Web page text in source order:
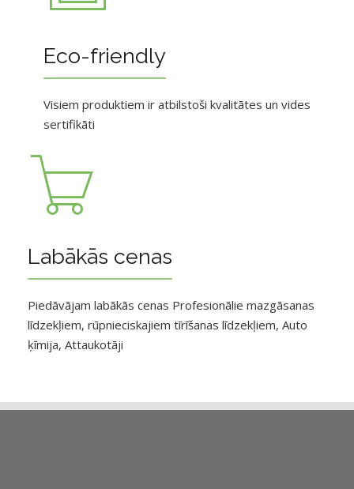
Eco-friendly
Visiem produktiem ir atbilstoši kvalitātes un vides
sertifikāti
Labākās cenas
Piedāvājam labākās cenas Profesionālie mazgāsanas
līdzekļiem, rūpnieciskajiem tīrīšanas līdzekļiem, Auto
ķīmija, Attaukotāji